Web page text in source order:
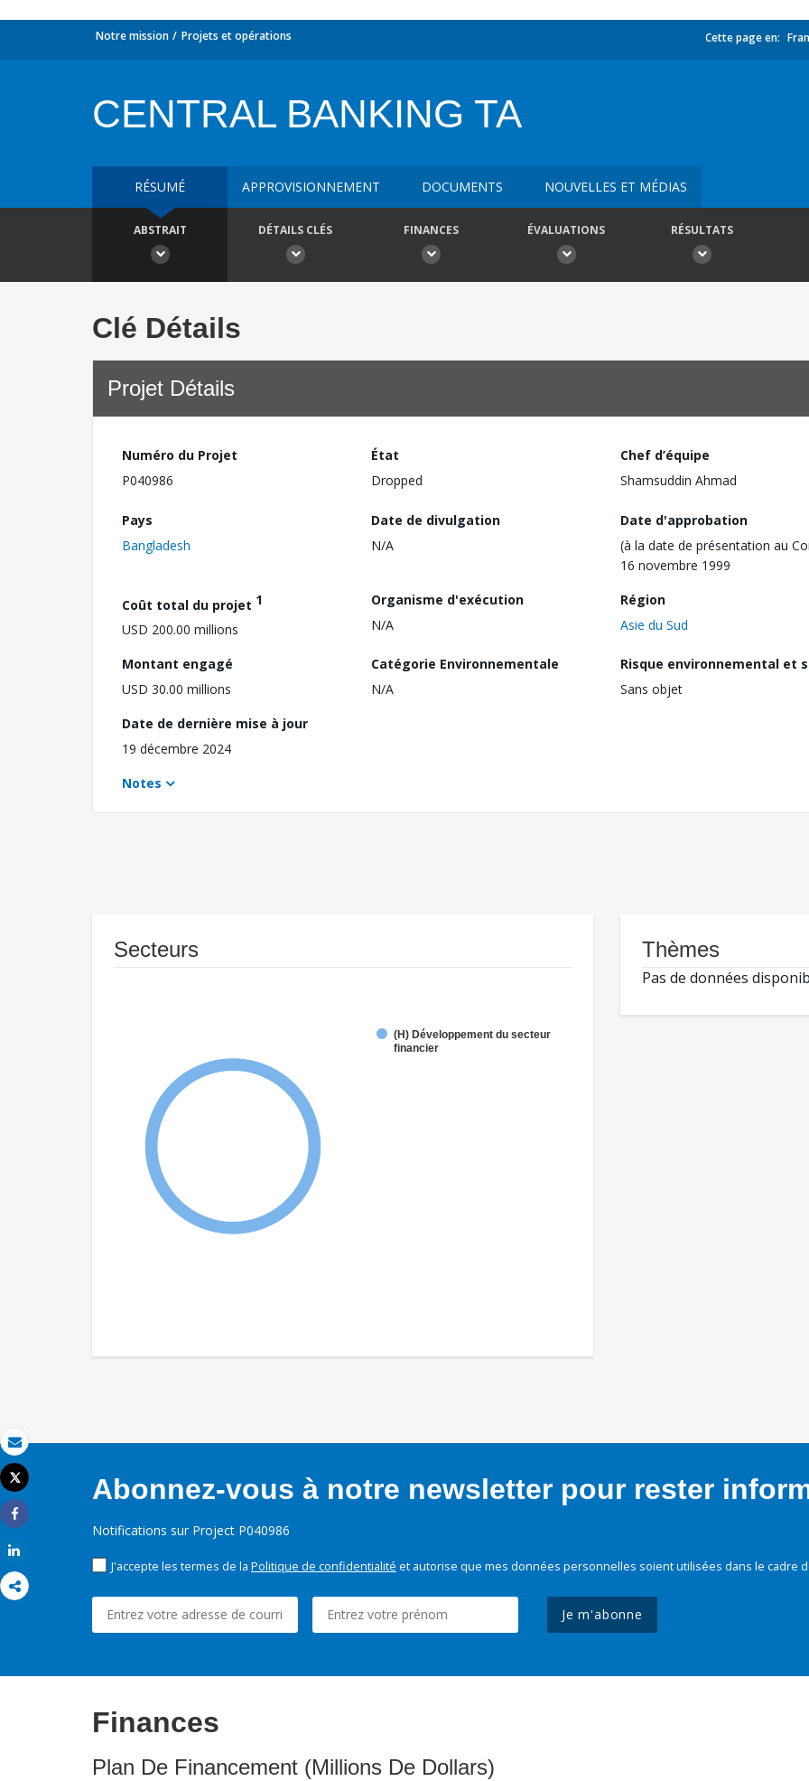
Email
Imprimer
Tweet
Share
Notre mission Projets et opérations Cette page en:
CENTRAL BANKING TA
RÉSUMÉ APPROVISIONNEMENT DOCUMENTS NOUVELLES ET MÉDIAS
ABSTRAIT DÉTAILS CLÉS FINANCES ÉVALUATIONS RÉSULTATS
Clé Détails
Projet Détails
Numéro du Projet
P040986
État
Dropped
Chef d’équipe
Shamsuddin Ahmad
Pays
Bangladesh
Date de divulgation
N/A
Date d'approbation
(à la date de présentation au
16 novembre 1999
Coût total du projet 1
USD 200.00 millions
Organisme d'exécution
N/A
Région
Asie du Sud
Montant engagé
USD 30.00 millions
Catégorie Environnementale
N/A
Risque environnemental et
Sans objet
Date de dernière mise à jour
19 décembre 2024
Notes
Secteurs
(H) Développement du secteur
financier
Thèmes
Pas de données
Abonnez-vous à notre newsletter pour rester
Notifications sur Project P040986
J'accepte les termes de la Politique de confidentialité et autorise que mes données personnelles soient utilisées dans le cadre
Je m'abonne
Finances
Plan De Financement (Millions De Dollars)